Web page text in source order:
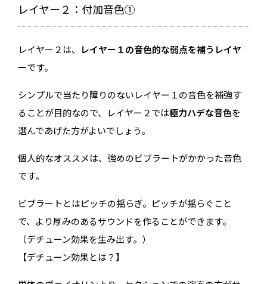
レイヤー２：付加音色①
レイヤー２は、
レイヤー１の音色的な弱点を補うレイヤ
ーです。
シンプルで当たり障りのないレイヤー１の音色を補強す
ることが目的なので、レイヤー２では極力ハデな音色を
選んであげた方がよいでしょう。
個人的なオススメは、強めのビブラートがかかった音色
です。
ビブラートとはピッチの揺らぎ。ピッチが揺らぐこと
で、より厚みのあるサウンドを作ることができます。
（デチューン効果を生み出す。）
【デチューン効果とは？】